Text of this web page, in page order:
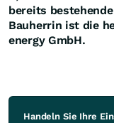
bereits
Bauherrin ist die
energy GmbH.
Handeln Sie Ihre